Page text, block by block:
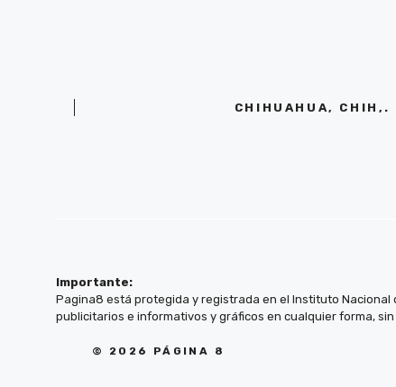
CHIHUAHUA, CHIH,.
Importante:
Pagina8 está protegida y registrada en el Instituto Nacional
publicitarios e informativos y gráficos en cualquier forma,
© 2026 PÁGINA 8